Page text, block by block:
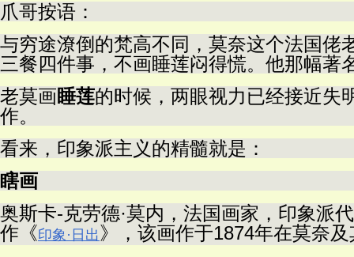
爪哥按语：
与穷途潦倒的梵高不同，莫奈这个法国佬
三餐四件事，不画睡莲闷得慌。他那幅著
老莫画睡莲的时候，两眼视力已经接近失
作。
看来，印象派主义的精髓就是：
瞎画
奥斯卡-克劳德·莫内，法国画家，印象派
作《印象·日出 》，该画作于1874年在莫奈